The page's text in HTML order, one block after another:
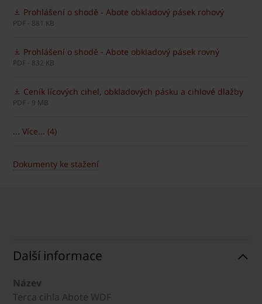
Prohlášení o shodě - Abote obkladový pásek rohový
PDF - 881 KB
Prohlášení o shodě - Abote obkladový pásek rovný
PDF - 832 KB
Ceník lícových cihel, obkladových pásku a cihlové dlažby
PDF - 9 MB
... Více... (4)
Dokumenty ke stažení
Další informace
Název
Terca cihla Abote WDF